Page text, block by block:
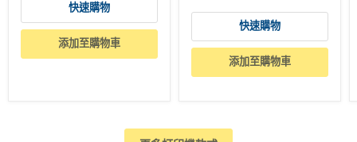
快速購物
添加至購物車
快速購物
添加至購物車